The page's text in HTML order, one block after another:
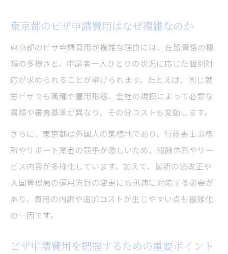
行政書士報酬含むビザ申請の内訳詳細
東京都のビザ申請で発生する報酬と実費費
用
行政書士料金がビザ申請費用に占める割合
ビザ申請費用の内訳を分かりやすく解説
ビザ申請費用を抑える実践的なポイント
ビザ申請費用を抑えるための具体的な工夫
東京都で費用削減できるビザ申請の方法
ビザ申請費用を減らす依頼先選びのコツ
行政書士報酬を抑えるビザ申請のポイント
東京都のビザ申請費用はなぜ複雑なのか
東京都のビザ申請費用が複雑な理由には、在留資格の種
類の多様さと、申請者一人ひとりの状況に応じた個別対
応が求められることが挙げられます。たとえば、同じ就
労ビザでも職種や雇用形態、会社の規模によって必要な
書類や審査基準が異なり、その分コストも変動します。
さらに、東京都は外国人の集積地であり、行政書士事務
所やサポート業者の競争が激しいため、報酬体系やサー
ビス内容が多様化しています。加えて、最新の法改正や
入国管理局の運用方針の変更にも迅速に対応する必要が
あり、費用の内訳や追加コストが生じやすい点も複雑化
の一因です。
ビザ申請費用を把握するための重要ポイント